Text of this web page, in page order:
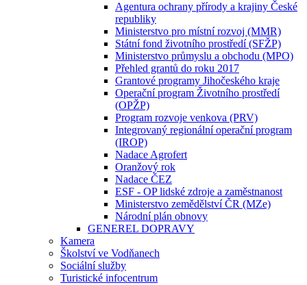
Agentura ochrany přírody a krajiny České
republiky
Ministerstvo pro místní rozvoj (MMR)
Státní fond životního prostředí (SFŽP)
Ministerstvo průmyslu a obchodu (MPO)
Přehled grantů do roku 2017
Grantové programy Jihočeského kraje
Operační program Životního prostředí
(OPŽP)
Program rozvoje venkova (PRV)
Integrovaný regionální operační program
(IROP)
Nadace Agrofert
Oranžový rok
Nadace ČEZ
ESF - OP lidské zdroje a zaměstnanost
Ministerstvo zemědělství ČR (MZe)
Národní plán obnovy
GENEREL DOPRAVY
Kamera
Školství ve Vodňanech
Sociální služby
Turistické infocentrum